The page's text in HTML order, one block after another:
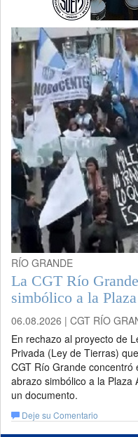
RÍO GRANDE
La CGT Río
simbólico a la
06.08.2026 | CGT RÍO
En rechazo al proyecto de
Privada (Ley de Tierras)
CGT Río Grande concentró
abrazo simbólico a la Plaza
un documento.
Deje su Comentario